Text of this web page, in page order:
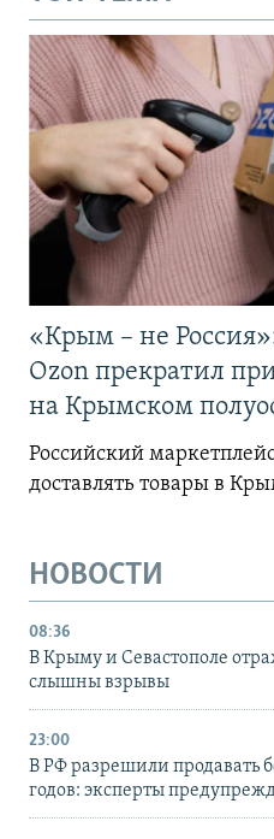
«Крым – не
Ozon прекратил
на Крымском
Российский
доставлять товары в
НОВОСТИ
08:36
В Крыму и Севастополе
слышны взрывы
23:00
В РФ разрешили продавать
годов: эксперты